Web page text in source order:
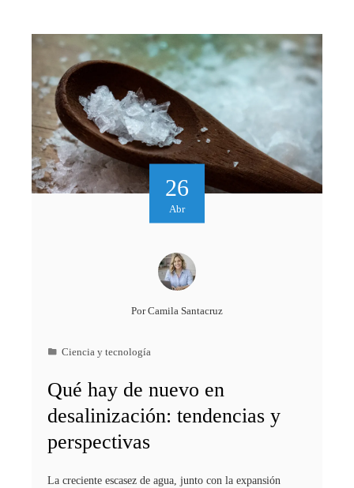
26
Abr
PorCamila Santacruz
Ciencia y tecnología
Qué hay de nuevo en
desalinización: tendencias y
perspectivas
La creciente escasez de agua, junto con la expansión